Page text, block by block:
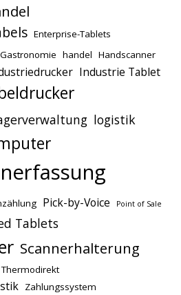
Enterprise-Tablets
Gastronomie handel Handscanner
Industrie Tablet
logistik
Pick-by-Voice Point of Sale
Tablets
Scannerhalterung
Thermodirekt
Zahlungssystem